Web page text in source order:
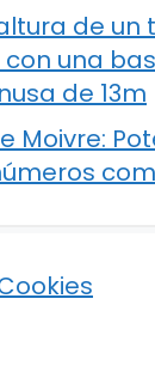
de un
una
de 13m
Moivre: